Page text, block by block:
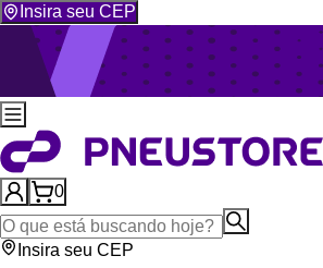
Insira seu CEP
0
Insira seu CEP